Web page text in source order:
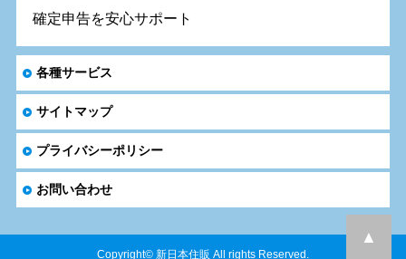
▲
確定申告を安心サポート
各種サービス
サイトマップ
プライバシーポリシー
お問い合わせ
Copyright© 新日本住販 All rights Reserved.